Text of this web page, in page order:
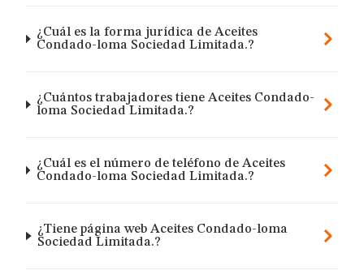
¿Cuál es la forma jurídica de Aceites
Condado-loma Sociedad Limitada.?
¿Cuántos trabajadores tiene Aceites Condado-
loma Sociedad Limitada.?
¿Cuál es el número de teléfono de Aceites
Condado-loma Sociedad Limitada.?
¿Tiene página web Aceites Condado-loma
Sociedad Limitada.?